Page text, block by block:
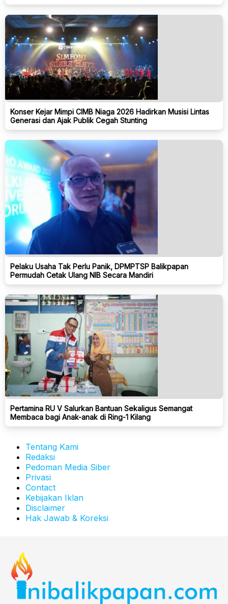
Konser Kejar Mimpi CIMB Niaga 2026 Hadirkan Musisi Lintas
Generasi dan Ajak Publik Cegah Stunting
Pelaku Usaha Tak Perlu Panik, DPMPTSP Balikpapan
Permudah Cetak Ulang NIB Secara Mandiri
Pertamina RU V Salurkan Bantuan Sekaligus Semangat
Membaca bagi Anak-anak di Ring-1 Kilang
Tentang Kami
Redaksi
Pedoman Media Siber
Privasi
Contact
Kebijakan Iklan
Disclaimer
Hak Jawab & Koreksi